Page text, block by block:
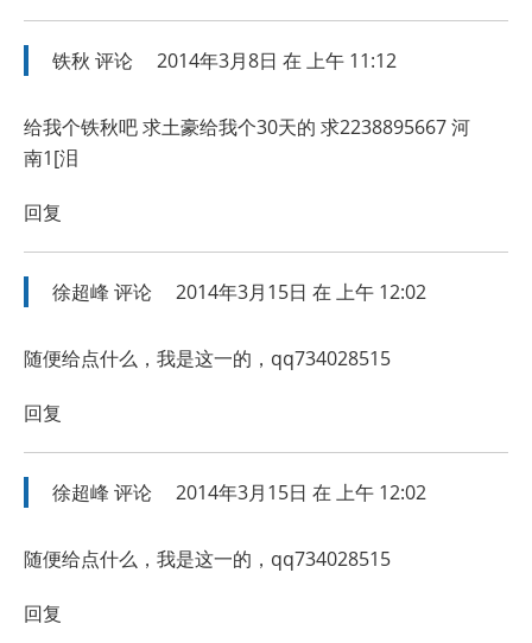
铁秋 评论 2014年3月8日 在 上午 11:12
给我个铁秋吧 求土豪给我个30天的 求2238895667 河
南1[泪
回复
徐超峰 评论 2014年3月15日 在 上午 12:02
随便给点什么，我是这一的，qq734028515
回复
徐超峰 评论 2014年3月15日 在 上午 12:02
随便给点什么，我是这一的，qq734028515
回复